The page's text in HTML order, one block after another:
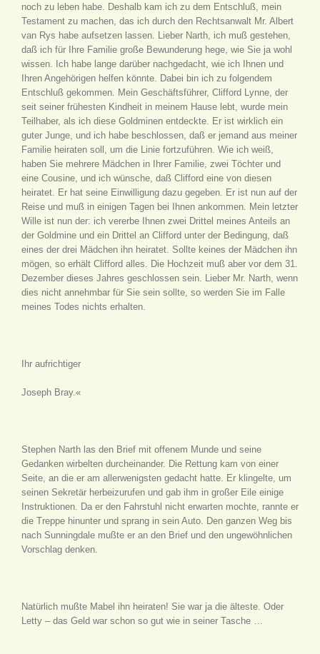
noch zu leben habe. Deshalb kam ich zu dem Entschluß, mein
Testament zu machen, das ich durch den Rechtsanwalt Mr. Albert
van Rys habe aufsetzen lassen. Lieber Narth, ich muß gestehen,
daß ich für Ihre Familie große Bewunderung hege, wie Sie ja wohl
wissen. Ich habe lange darüber nachgedacht, wie ich Ihnen und
Ihren Angehörigen helfen könnte. Dabei bin ich zu folgendem
Entschluß gekommen. Mein Geschäftsführer, Clifford Lynne, der
seit seiner frühesten Kindheit in meinem Hause lebt, wurde mein
Teilhaber, als ich diese Goldminen entdeckte. Er ist wirklich ein
guter Junge, und ich habe beschlossen, daß er jemand aus meiner
Familie heiraten soll, um die Linie fortzuführen. Wie ich weiß,
haben Sie mehrere Mädchen in Ihrer Familie, zwei Töchter und
eine Cousine, und ich wünsche, daß Clifford eine von diesen
heiratet. Er hat seine Einwilligung dazu gegeben. Er ist nun auf der
Reise und muß in einigen Tagen bei Ihnen ankommen. Mein letzter
Wille ist nun der: ich vererbe Ihnen zwei Drittel meines Anteils an
der Goldmine und ein Drittel an Clifford unter der Bedingung, daß
eines der drei Mädchen ihn heiratet. Sollte keines der Mädchen ihn
mögen, so erhält Clifford alles. Die Hochzeit muß aber vor dem 31.
Dezember dieses Jahres geschlossen sein. Lieber Mr. Narth, wenn
dies nicht annehmbar für Sie sein sollte, so werden Sie im Falle
meines Todes nichts erhalten.
Ihr aufrichtiger
Joseph Bray.«
Stephen Narth las den Brief mit offenem Munde und seine
Gedanken wirbelten durcheinander. Die Rettung kam von einer
Seite, an die er am allerwenigsten gedacht hatte. Er klingelte, um
seinen Sekretär herbeizurufen und gab ihm in großer Eile einige
Instruktionen. Da er den Fahrstuhl nicht erwarten mochte, rannte er
die Treppe hinunter und sprang in sein Auto. Den ganzen Weg bis
nach Sunningdale mußte er an den Brief und den ungewöhnlichen
Vorschlag denken.
Natürlich mußte Mabel ihn heiraten! Sie war ja die älteste. Oder
Letty – das Geld war schon so gut wie in seiner Tasche …